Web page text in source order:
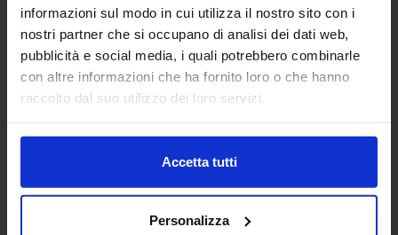
informazioni sul modo in cui utilizza il nostro sito con i
nostri partner che si occupano di analisi dei dati web,
pubblicità e social media, i quali potrebbero combinarle
con altre informazioni che ha fornito loro o che hanno
raccolto dal suo utilizzo dei loro servizi.
Accetta tutti
Personalizza
Senaf srl
+ 39 02.332039460
Progetto e direzione